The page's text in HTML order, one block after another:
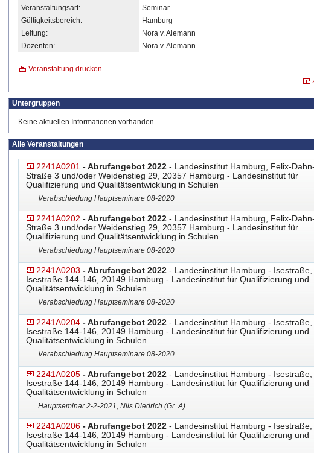
Veranstaltungsart:
Seminar
Gültigkeitsbereich:
Hamburg
Leitung:
Nora v. Alemann
Dozenten:
Nora v. Alemann
Veranstaltung drucken
Untergruppen
Keine aktuellen Informationen vorhanden.
Alle Veranstaltungen
2241A0201 - Abrufangebot 2022- Landesinstitut Hamburg, Felix-
Straße 3 und/oder Weidenstieg 29, 20357 Hamburg - Landesinstitut für
Qualifizierung und Qualitätsentwicklung in Schulen
Verabschiedung Hauptseminare 08-2020
2241A0202 - Abrufangebot 2022- Landesinstitut Hamburg, Felix-
Straße 3 und/oder Weidenstieg 29, 20357 Hamburg - Landesinstitut für
Qualifizierung und Qualitätsentwicklung in Schulen
Verabschiedung Hauptseminare 08-2020
2241A0203 - Abrufangebot 2022- Landesinstitut Hamburg - Isestraße,
Isestraße 144-146, 20149 Hamburg - Landesinstitut für Qualifizierung und
Qualitätsentwicklung in Schulen
Verabschiedung Hauptseminare 08-2020
2241A0204 - Abrufangebot 2022- Landesinstitut Hamburg - Isestraße,
Isestraße 144-146, 20149 Hamburg - Landesinstitut für Qualifizierung und
Qualitätsentwicklung in Schulen
Verabschiedung Hauptseminare 08-2020
2241A0205 - Abrufangebot 2022- Landesinstitut Hamburg - Isestraße,
Isestraße 144-146, 20149 Hamburg - Landesinstitut für Qualifizierung und
Qualitätsentwicklung in Schulen
Hauptseminar 2-2-2021, Nils Diedrich (Gr. A)
2241A0206 - Abrufangebot 2022- Landesinstitut Hamburg - Isestraße,
Isestraße 144-146, 20149 Hamburg - Landesinstitut für Qualifizierung und
Qualitätsentwicklung in Schulen